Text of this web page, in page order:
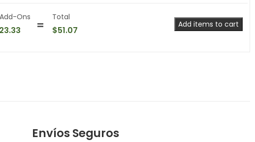
Add-Ons
23.33
Total
$51.07
Add items to cart
Envíos Seguros